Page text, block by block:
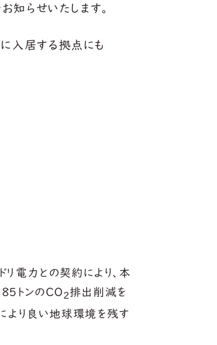
知らせいたします。
入居する拠点にも
電力との契約により、本
トンのCO2排出削減を
より良い地球環境を残す